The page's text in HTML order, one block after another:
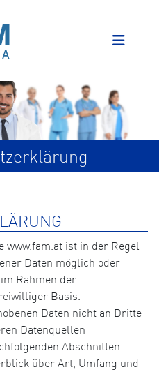
www.fam.at ist in der Regel
Daten möglich oder
Rahmen der
Basis.
Daten nicht an Dritte
Datenquellen
Abschnitten
über Art, Umfang und